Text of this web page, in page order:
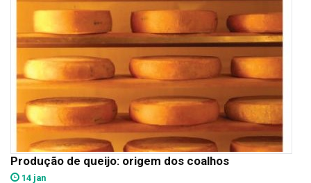
Produção de queijo: origem dos coalhos
14 jan